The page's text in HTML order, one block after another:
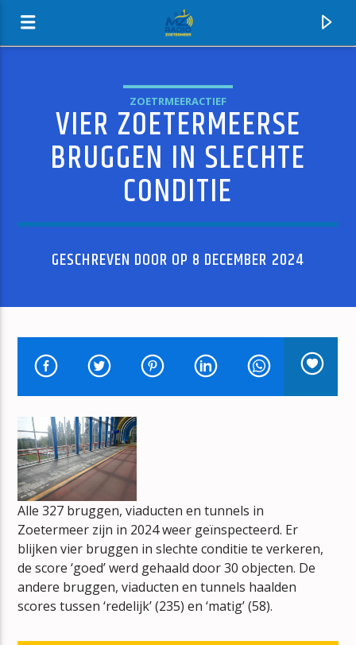
MZ-RADIO
HUIDIG NUMMER
DE NED TOP 40
CORNE WOLFS
mz-radio
ZOETRMEERACTIEF
VIER ZOETERMEERSE
BRUGGEN IN SLECHTE
CONDITIE
GESCHREVEN DOOR OP 8 DECEMBER 2024
Alle 327 bruggen, viaducten en tunnels in
Zoetermeer zijn in 2024 weer geïnspecteerd. Er
blijken vier bruggen in slechte conditie te verkeren,
de score ‘goed’ werd gehaald door 30 objecten. De
andere bruggen, viaducten en tunnels haalden
scores tussen ‘redelijk’ (235) en ‘matig’ (58).